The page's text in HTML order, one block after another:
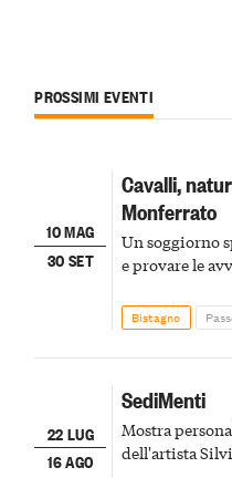
PROSSIMI EVENTI
10 MAG
30 SET
Cavalli,
Monferrato
Un soggiorno
e provare le
Bistagno
22 LUG
16 AGO
SediMenti
Mostra
dell'artista